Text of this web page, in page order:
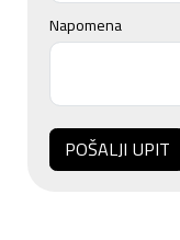
Napomena
POŠALJI UPIT